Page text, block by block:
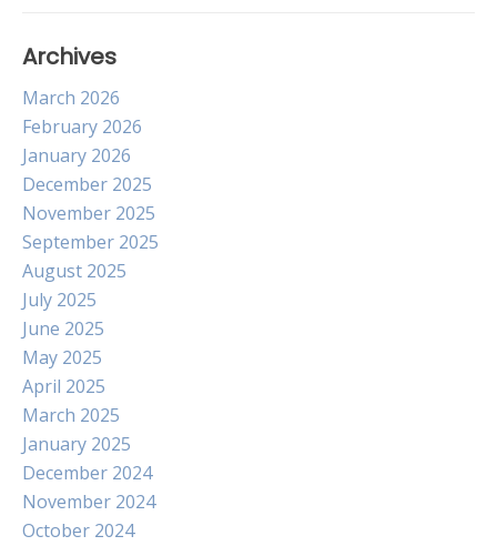
Archives
March 2026
February 2026
January 2026
December 2025
November 2025
September 2025
August 2025
July 2025
June 2025
May 2025
April 2025
March 2025
January 2025
December 2024
November 2024
October 2024